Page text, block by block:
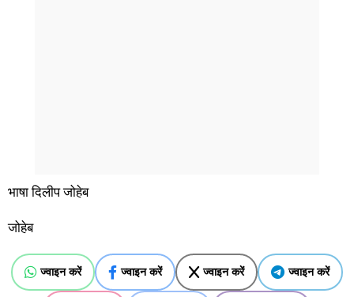
भाषा दिलीप जोहेब
जोहेब
ज्वाइन करें ज्वाइन करें ज्वाइन करें ज्वाइन करें